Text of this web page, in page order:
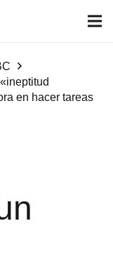
en hacer tareas